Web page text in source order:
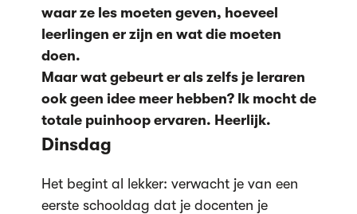
waar ze les moeten geven, hoeveel
leerlingen er zijn en wat die moeten
doen.
Maar wat gebeurt er als zelfs je leraren
ook geen idee meer hebben? Ik mocht de
totale puinhoop ervaren. Heerlijk.
Dinsdag
Het begint al lekker: verwacht je van een
eerste schooldag dat je docenten je